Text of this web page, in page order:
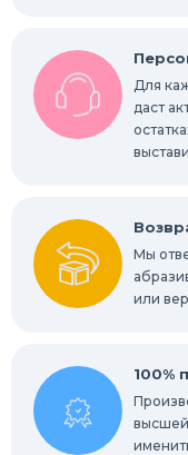
Конволютные
Абразивы
Для
даст
Мы
или
100%
высшей